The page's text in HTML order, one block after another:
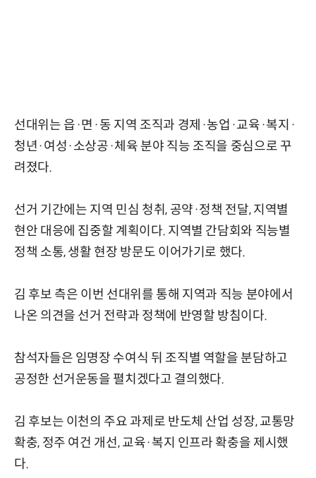
선대위는 읍·면·동 지역 조직과 경제·농업·교육·복지·
청년·여성·소상공·체육 분야 직능 조직을 중심으로 꾸
려졌다.
선거 기간에는 지역 민심 청취, 공약·정책 전달, 지역별
현안 대응에 집중할 계획이다. 지역별 간담회와 직능별
정책 소통, 생활 현장 방문도 이어가기로 했다.
김 후보 측은 이번 선대위를 통해 지역과 직능 분야에서
나온 의견을 선거 전략과 정책에 반영할 방침이다.
참석자들은 임명장 수여식 뒤 조직별 역할을 분담하고
공정한 선거운동을 펼치겠다고 결의했다.
김 후보는 이천의 주요 과제로 반도체 산업 성장, 교통망
확충, 정주 여건 개선, 교육·복지 인프라 확충을 제시했
다.